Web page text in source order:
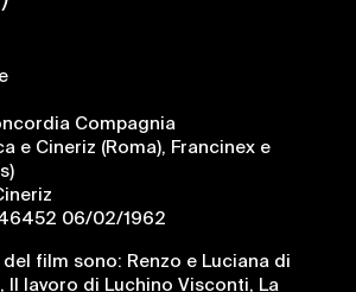
Compagnia
e Cineriz (Roma), Francinex e
06/02/1962
film sono: Renzo e Luciana di
Il lavoro di Luchino Visconti, La